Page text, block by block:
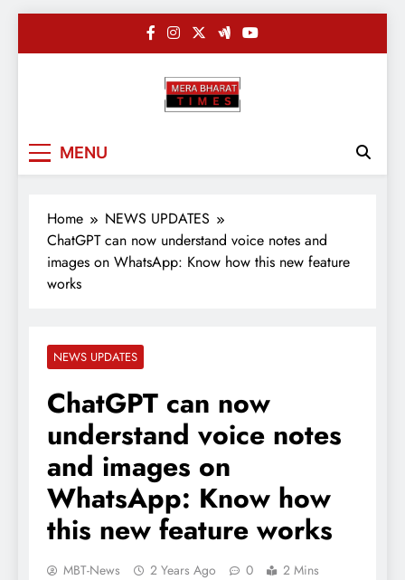
MENU
Home
NEWS UPDATES
ChatGPT can now understand voice notes and
images on WhatsApp: Know how this new feature
works
NEWS UPDATES
ChatGPT can now
understand voice notes
and images on
WhatsApp: Know how
this new feature works
MBT-News 2 Years Ago 0 2 Mins